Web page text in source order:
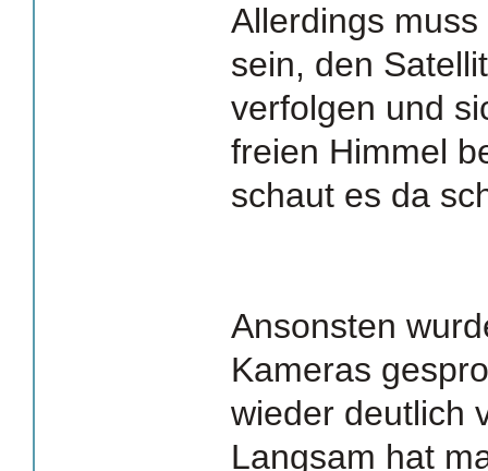
Allerdings
sein, den
verfolgen und
freien Himmel
schaut es da
Ansonsten
Kameras
wieder deutlich
Langsam hat